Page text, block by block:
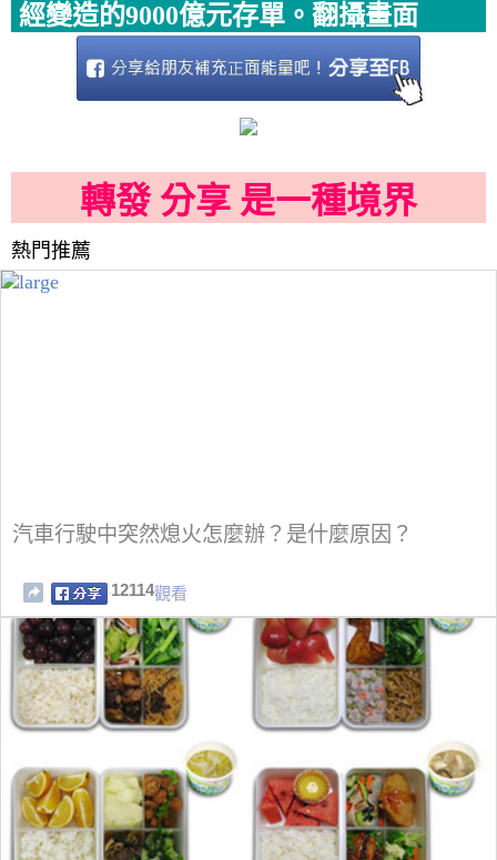
經變造的9000億元存單。翻攝畫面
轉發 分享 是一種境界
熱門推薦
汽車行駛中突然熄火怎麼辦？是什麼原因？
12114觀看